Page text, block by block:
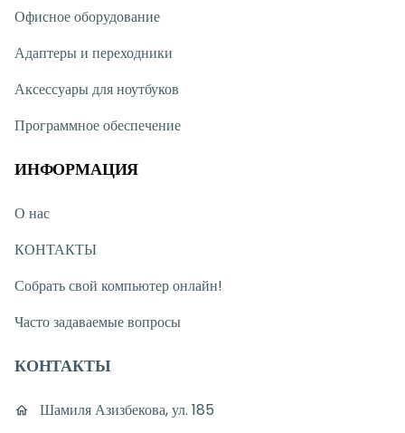
Офисное оборудование
Адаптеры и переходники
Аксессуары для ноутбуков
Программное обеспечение
ИНФОРМАЦИЯ
О нас
КОНТАКТЫ
Собрать свой компьютер онлайн!
Часто задаваемые вопросы
КОНТАКТЫ
Шамиля Азизбекова, ул. 185